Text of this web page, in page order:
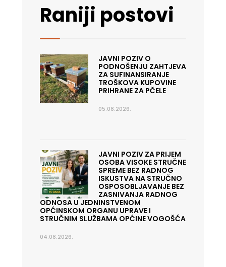
Raniji postovi
JAVNI POZIV O
PODNOŠENJU ZAHTJEVA
ZA SUFINANSIRANJE
TROŠKOVA KUPOVINE
PRIHRANE ZA PČELE
05.08.2026.
JAVNI POZIV ZA PRIJEM
OSOBA VISOKE STRUČNE
SPREME BEZ RADNOG
ISKUSTVA NA STRUČNO
OSPOSOBLJAVANJE BEZ
ZASNIVANJA RADNOG
ODNOSA U JEDNINSTVENOM
OPĆINSKOM ORGANU UPRAVE I
STRUČNIM SLUŽBAMA OPĆINE VOGOŠĆA
04.08.2026.